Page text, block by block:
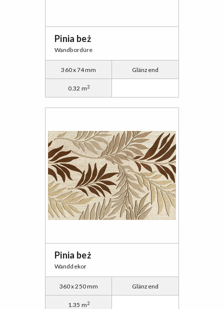
Pinia beż
Wandbordüre
360 x 74 mm Glänzend
0.32 m2
Pinia beż
Wanddekor
360 x 250 mm Glänzend
1.35 m2